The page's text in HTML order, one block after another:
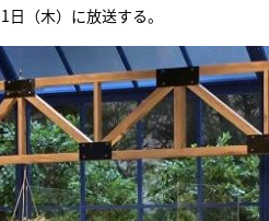
（木）に放送する。